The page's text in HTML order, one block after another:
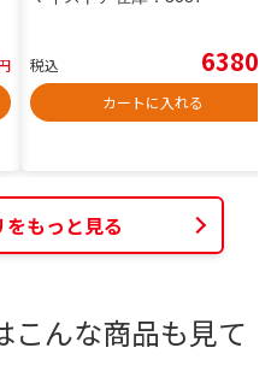
税込 6380
カートに入れる
もっと見る
こんな商品も見て